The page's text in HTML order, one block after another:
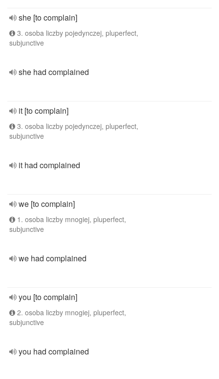
she [to complain]
3. osoba liczby pojedynczej, pluperfect,
subjunctive
she had complained
it [to complain]
3. osoba liczby pojedynczej, pluperfect,
subjunctive
it had complained
we [to complain]
1. osoba liczby mnogiej, pluperfect,
subjunctive
we had complained
you [to complain]
2. osoba liczby mnogiej, pluperfect,
subjunctive
you had complained